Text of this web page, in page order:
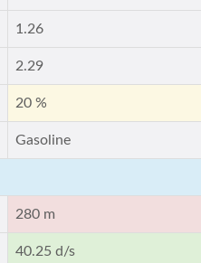
1.26
2.29
20 %
Gasoline
280 m
40.25 d/s